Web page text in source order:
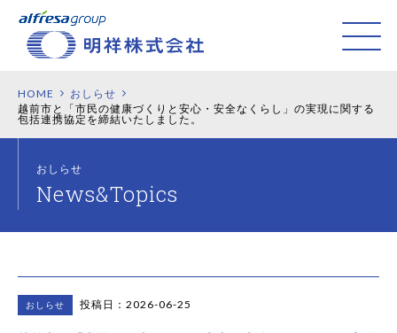
HOME
おしらせ
越前市と「市民の健康づくりと安心・安全なくらし」の実現に関する
包括連携協定を締結いたしました。
おしらせ
おしらせ 投稿日：2026-06-25